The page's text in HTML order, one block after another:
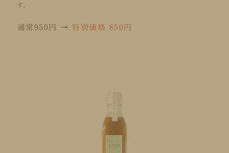
す。
通常950円 → 特別価格 850円